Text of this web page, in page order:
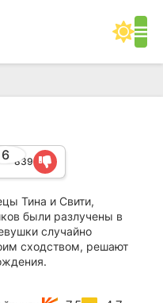
6 839
Тина и Свити,
были разлучены в
случайно
сходством, решают